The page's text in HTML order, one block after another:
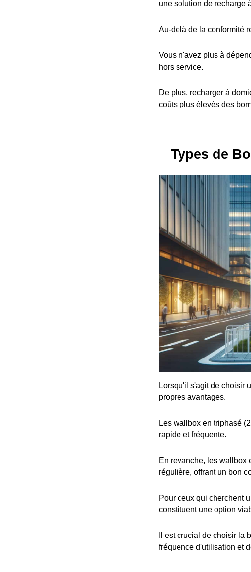
une solution de recharge
Au-delà de la conformité
Vous n'avez plus à
hors service.
De plus, recharger à
coûts plus élevés des
Types de
Lorsqu'il s'agit de choisir
propres avantages.
Les wallbox en triphasé
rapide et fréquente.
En revanche, les wallbox
régulière, offrant un bon
Pour ceux qui cherchent
constituent une option
Il est crucial de choisir la
fréquence d'utilisation et